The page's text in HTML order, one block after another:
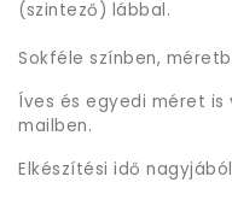
(szintező) lábbal.
Sokféle színben,
Íves és egyedi méret
mailben.
Elkészítési idő